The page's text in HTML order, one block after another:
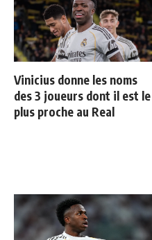
Vinicius donne les noms
des 3 joueurs dont il est le
plus proche au Real